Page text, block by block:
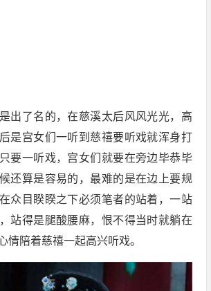
出了名的，在慈溪太后风风光光，高
是宫女们一听到慈禧要听戏就浑身打
要一听戏，宫女们就要在旁边毕恭毕
还算是容易的，最难的是在边上要规
众目睽睽之下必须笔者的站着，一站
站得是腿酸腰麻，恨不得当时就躺在
情陪着慈禧一起高兴听戏。